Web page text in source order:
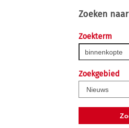
Zoeken naar
Zoekterm
Zoekgebied